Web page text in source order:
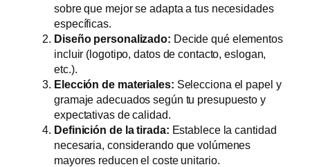
sobre que mejor se adapta a tus necesidades
específicas.
Diseño personalizado: Decide qué elementos
incluir (logotipo, datos de contacto, eslogan,
etc.).
Elección de materiales: Selecciona el papel y
gramaje adecuados según tu presupuesto y
expectativas de calidad.
Definición de la tirada: Establece la cantidad
necesaria, considerando que volúmenes
mayores reducen el coste unitario.